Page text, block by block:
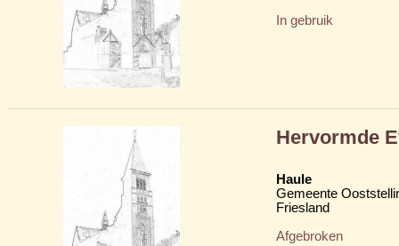
In gebruik
Hervormde
Haule
Gemeente
Friesland
Afgebroken